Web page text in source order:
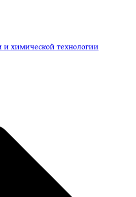
химической технологии